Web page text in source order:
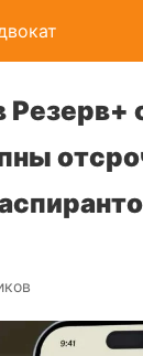
Резерв+